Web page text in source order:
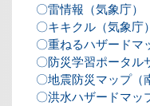
〇雷情報（気象庁）
〇キキクル（気象庁）
〇重ねるハザードマ
〇防災学習ポータル
〇地震防災マップ（
〇洪水ハザードマッ